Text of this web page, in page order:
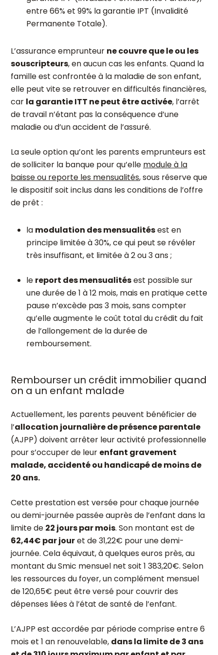
entre 66% et 99% la garantie IPT (Invalidité
Permanente Totale).
L’assurance emprunteur ne couvre que le ou les
souscripteurs, en aucun cas les enfants. Quand la
famille est confrontée à la maladie de son enfant,
elle peut vite se retrouver en difficultés financières,
car la garantie ITT ne peut être activée, l’arrêt
de travail n’étant pas la conséquence d’une
maladie ou d’un accident de l’assuré.
La seule option qu’ont les parents emprunteurs est
de solliciter la banque pour qu’elle module à la
baisse ou reporte les mensualités, sous réserve que
le dispositif soit inclus dans les conditions de l’offre
de prêt :
la modulation des mensualitésest en
principe limitée à 30%, ce qui peut se révéler
très insuffisant, et limitée à 2 ou 3 ans ;
le report des mensualitésest possible sur
une durée de 1 à 12 mois, mais en pratique cette
pause n’excède pas 3 mois, sans compter
qu’elle augmente le coût total du crédit du fait
de l’allongement de la durée de
remboursement.
Rembourser un crédit immobilier quand
on a un enfant malade
Actuellement, les parents peuvent bénéficier de
l’allocation journalière de présence parentale
(AJPP) doivent arrêter leur activité professionnelle
pour s’occuper de leur enfant gravement
malade, accidenté ou handicapé de moins de
20 ans.
Cette prestation est versée pour chaque journée
ou demi-journée passée auprès de l’enfant dans la
limite de 22 jours par mois. Son montant est de
62,44€ par jouret de 31,22€ pour une demi-
journée. Cela équivaut, à quelques euros près, au
montant du Smic mensuel net soit 1 383,20€. Selon
les ressources du foyer, un complément mensuel
de 120,65€ peut être versé pour couvrir des
dépenses liées à l’état de santé de l’enfant.
L’AJPP est accordée par période comprise entre 6
mois et 1 an renouvelable, dans la limite de 3 ans